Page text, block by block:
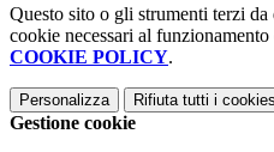
Questo sito o gli strumenti terzi
cookie necessari al
COOKIE POLICY.
Personalizza Rifiuta tutti i cookies
Gestione cookie